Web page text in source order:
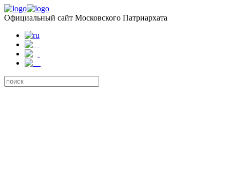
Официальный сайт Московского Патриархата